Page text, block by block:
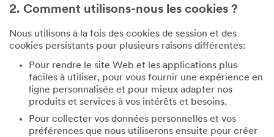
2. Comment utilisons-nous les cookies ?
Nous utilisons à la fois des cookies de session et des
cookies persistants pour plusieurs raisons différentes:
Pour rendre le site Web et les applications plus
faciles à utiliser, pour vous fournir une expérience en
ligne personnalisée et pour mieux adapter nos
produits et services à vos intérêts et besoins.
Pour collecter vos données personnelles et vos
préférences que nous utiliserons ensuite pour créer